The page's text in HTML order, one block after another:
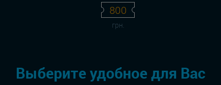
800
грн.
Выберите удобное для Вас